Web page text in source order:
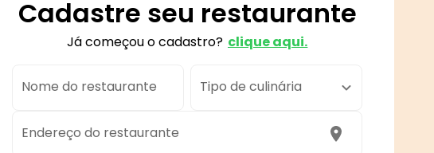
Cadastre seu restaurante
Já começou o cadastro? clique aqui.
Nome do restaurante Tipo de culinária
Endereço do restaurante